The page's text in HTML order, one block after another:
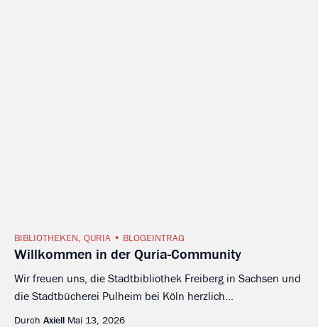
BIBLIOTHEKEN, QURIA BLOGEINTRAG
Willkommen in der Quria-Community
Wir freuen uns, die Stadtbibliothek Freiberg in Sachsen und
die Stadtbücherei Pulheim bei Köln herzlich...
Durch Axiell Mai 13, 2026